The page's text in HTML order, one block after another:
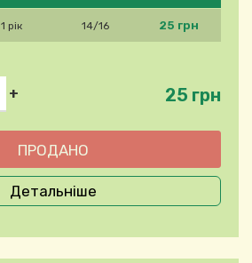
1 рік 14/16 25 грн
+ 25 грн
Детальніше